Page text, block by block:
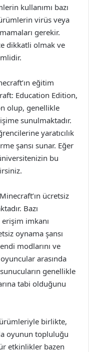
kullanımı bazı
virüs veya
gerekir.
dikkatli olmak ve
eğitim
Education Edition,
olup, genellikle
sunulmaktadır.
yaratıcılık
şansı sunar. Eğer
bu
ücretsiz
Bazı
imkanı
oynama şansı
modlarını ve
arasında
genellikle
tabi olduğunu
birlikte,
oyunun topluluğu
etkinlikler bazen